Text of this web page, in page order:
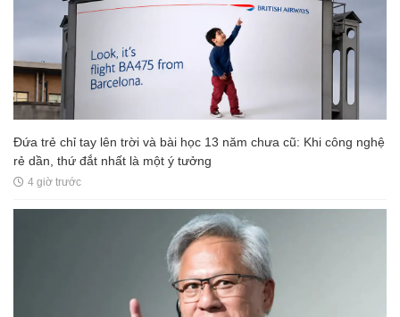
Đứa trẻ chỉ tay lên trời và bài học 13 năm chưa cũ: Khi công nghệ
rẻ dần, thứ đắt nhất là một ý tưởng
4 giờ trước